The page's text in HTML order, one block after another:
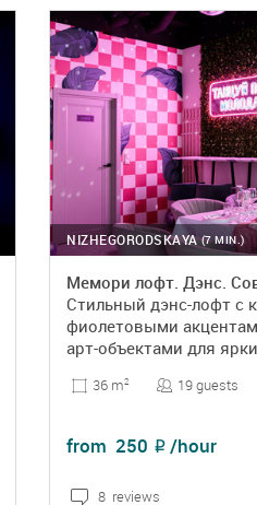
(7 MIN.)
NIZHEGORODSKAYA
Мемори лофт. Дэнс.
Стильный дэнс-лофт с
фиолетовыми
арт-объектами для
36 m2 19 guests
from 250 ₽ /hour
8 reviews